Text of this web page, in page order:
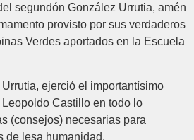
segundón González Urrutia, amén
provisto por sus verdaderos
Verdes aportados en la Escuela
ejerció el importantísimo
Castillo en todo lo
(consejos) necesarias para
de lesa humanidad.